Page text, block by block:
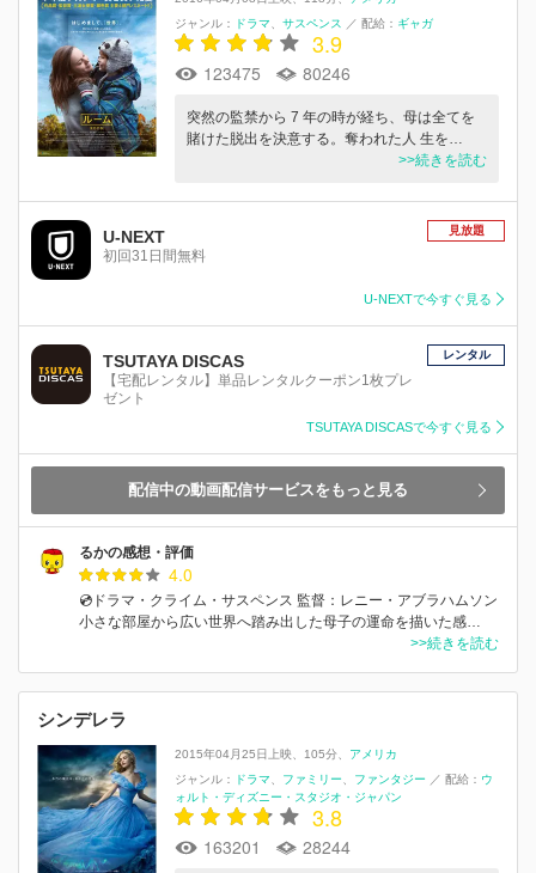
ジャンル：
ドラマ サスペンス ／ 配給： ギャガ
3.9
123475 80246
突然の監禁から 7 年の時が経ち、母は全てを
賭けた脱出を決意する。奪われた人 生を…
>>続きを読む
U-NEXT
初回31日間無料
見放題
U-NEXTで今すぐ見る
TSUTAYA DISCAS
【宅配レンタル】単品レンタルクーポン1枚プレ
ゼント
レンタル
TSUTAYA DISCASで今すぐ見る
配信中の動画配信サービスをもっと見る
るかの感想・評価
4.0
💿ドラマ・クライム・サスペンス 監督：レニー・アブラハムソン
小さな部屋から広い世界へ踏み出した母子の運命を描いた感…
>>続きを読む
シンデレラ
2015年04月25日上映 105分
アメリカ
ジャンル：
ドラマ ファミリー ファンタジー ／ 配給： ウ
ォルト・ディズニー・スタジオ・ジャパン
3.8
163201 28244